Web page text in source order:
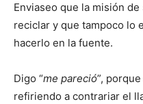
Enviaseo que la misión
reciclar y que tampoco lo
hacerlo en la fuente.
Digo “me pareció”,
refiriendo a contrariar el